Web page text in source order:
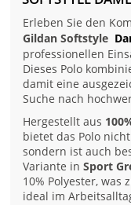
Erleben Sie den
Gildan Softstyle
professionellen
Dieses Polo
damit eine
Suche nach
Hergestellt aus
bietet das Polo
sondern ist auch
Variante inSport
10% Polyester,
ideal im